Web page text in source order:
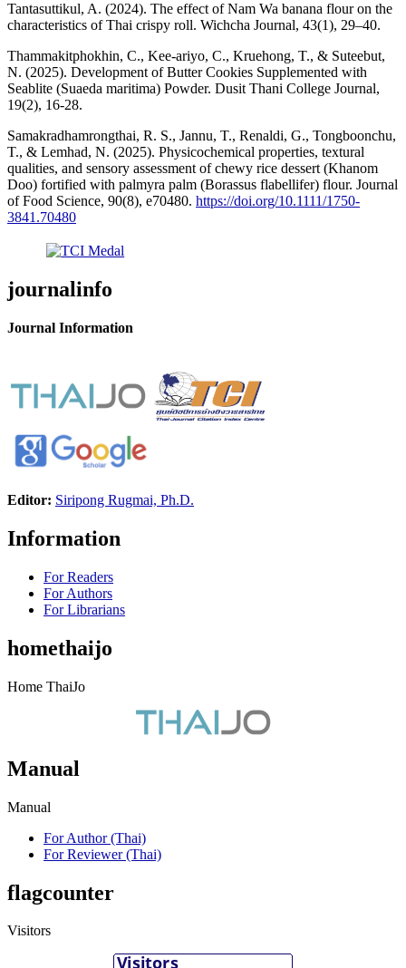
Tantasuttikul, A. (2024). The effect of Nam Wa banana flour on the
characteristics of Thai crispy roll. Wichcha Journal, 43(1), 29–40.
Thammakitphokhin, C., Kee-ariyo, C., Kruehong, T., & Suteebut,
N. (2025). Development of Butter Cookies Supplemented with
Seablite (Suaeda maritima) Powder. Dusit Thani College Journal,
19(2), 16-28.
Samakradhamrongthai, R. S., Jannu, T., Renaldi, G., Tongboonchu,
T., & Lemhad, N. (2025). Physicochemical properties, textural
qualities, and sensory assessment of chewy rice dessert (Khanom
Doo) fortified with palmyra palm (Borassus flabellifer) flour. Journal
of Food Science, 90(8), e70480. https://doi.org/10.1111/1750-
3841.70480
journalinfo
Journal Information
Editor: Siripong Rugmai, Ph.D.
Information
For Readers
For Authors
For Librarians
homethaijo
Home ThaiJo
Manual
Manual
For Author (Thai)
For Reviewer (Thai)
flagcounter
Visitors